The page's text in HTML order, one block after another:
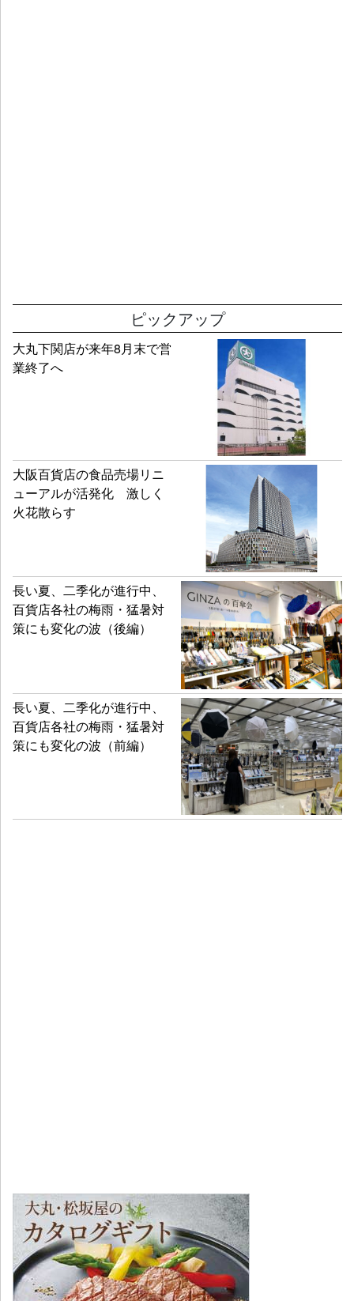
ピックアップ
大丸下関店が来年8月末で営
業終了へ
大阪百貨店の食品売場リニ
ューアルが活発化 激しく
火花散らす
長い夏、二季化が進行中、
百貨店各社の梅雨・猛暑対
策にも変化の波（後編）
長い夏、二季化が進行中、
百貨店各社の梅雨・猛暑対
策にも変化の波（前編）